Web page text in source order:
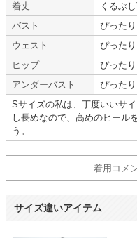
体型 :
初めてパンツスタイルのドレス
判でした。
3回目の利用です。
手軽にいろんなドレスや小物を
ます。
今後もどうぞよろしくお願いい
【一緒に注文した商品】
着丈
くるぶ
バスト
ぴったり
ウェスト
ぴったり
ヒップ
ぴったり
アンダーバスト
ぴったり
Sサイズの私は、丁度いいサ
し長めなので、高めのヒール
う。
着用コメ
サイズ違いアイテム